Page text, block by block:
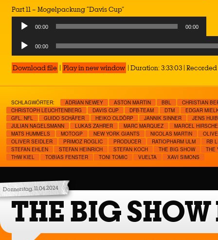
Part 11 – Mogelpackung “Davis Cup”
00:00 00:00
Audio
Player
00:00
Download file | Play in new window | Duration: 3:33:03 | Recorded
SCHLAGWÖRTER: ADRIAN NEWEY ASTON MARTIN BBL
CHRISTIAN
CHRISTOPH LEUCHTENBERG
DAVIS CUP DFB-TEAM DTM
EDGAR
GFL. NFL
GUIDO SCHÄFER HEIKO OLDÖRP JANNIK SINNER
JENS
JULIAN NAGELSMANN
LUKAS ZAHRER MARC MARQUEZ
MARCEL
MATS HUMMELS
MOTOGP NEW YORK GIANTS NICOLAS MARTIN
OLIVER SEIDLER
PRIMOZ ROGLIC PRODUCER RATIOPHARM ULM
RB
STEFAN EHLEN
STEFAN HEINRICH STEFAN KOCH THE BIG SHOW
THE
THW KIEL
TOBIAS FENSTER TONI TOMIC VUELTA XAVI SIMONS
Donnerstag, 11.04.2024
THE BIG